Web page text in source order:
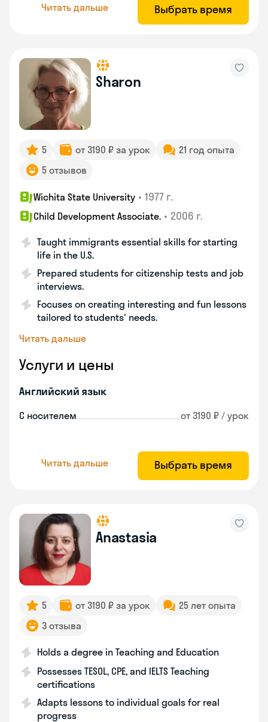
Читать дальше Выбрать время
Sharon
5 от 3190 ₽ за урок
21 год опыта
5 отзывов
Wichita State University • 1977 г.
Child Development Associate. • 2006 г.
Taught immigrants essential skills for starting
life in the U.S.
Prepared students for citizenship tests and job
interviews.
Focuses on creating interesting and fun lessons
tailored to students' needs.
Читать дальше
Услуги и цены
Английский язык
С носителем от 3190 ₽ / урок
Читать дальше Выбрать время
Anastasia
5 от 3190 ₽ за урок
25 лет опыта
3 отзыва
Holds a degree in Teaching and Education
Possesses TESOL, CPE, and IELTS Teaching
certifications
Adapts lessons to individual goals for real
progress